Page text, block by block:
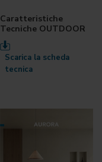
Caratteristiche
Tecniche OUTDOOR
Scarica la scheda
tecnica